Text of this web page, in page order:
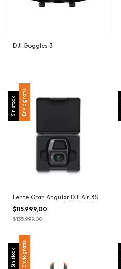
DJI Goggles 3
Sin stock Envío gratis
Lente Gran Angular DJI Air 3S
$115.999,00
$135.999,00
Sin stock Envío gratis